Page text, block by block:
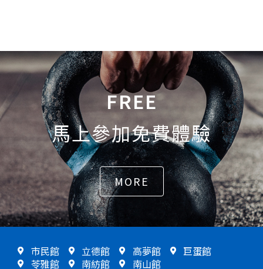
FREE
馬上參加免費體驗
MORE
市民館 立德館 高夢館
巨蛋館
苓雅館
南紡館 南山館